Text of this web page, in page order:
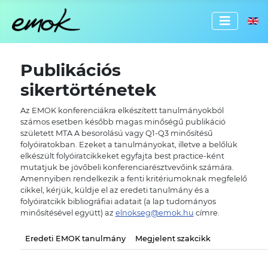
Publikációs
sikertörténetek
Az EMOK konferenciákra elkészített tanulmányokból
számos esetben később magas minőségű publikáció
született MTA A besorolású vagy Q1-Q3 minősítésű
folyóiratokban. Ezeket a tanulmányokat, illetve a belőlük
elkészült folyóiratcikkeket egyfajta best practice-ként
mutatjuk be jövőbeli konferenciarésztvevőink számára.
Amennyiben rendelkezik a fenti kritériumoknak megfelelő
cikkel, kérjük, küldje el az eredeti tanulmány és a
folyóiratcikk bibliográfiai adatait (a lap tudományos
minősítésével együtt) az elnokseg@emok.hu címre.
Eredeti EMOK tanulmány Megjelent szakcikk